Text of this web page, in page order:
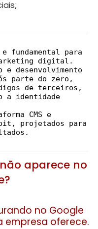
fundamental para
digital.
e desenvolvimento
parte do zero,
de terceiros,
a identidade
CMS e
projetados para
aparece no
no Google
empresa oferece.